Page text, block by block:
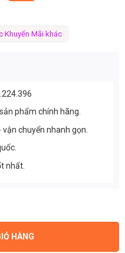
Khuyến Mãi khác
phẩm chính hãng.
chuyển nhanh gọn.
nhất.
BRP 372 - Chip led SMD
HÀNG